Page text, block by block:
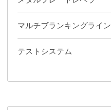
マルチブランキングライン
テストシステム